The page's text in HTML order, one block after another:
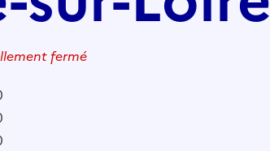
fermé